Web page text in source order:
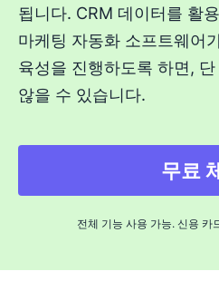
됩니다. CRM 데이터를 활
마케팅 자동화 소프트웨어
육성을 진행하도록 하면,
않을 수 있습니다.
무료
전체 기능 사용 가능. 신용 카